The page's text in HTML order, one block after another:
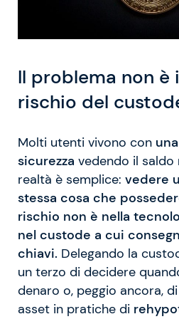
Il problema non è
rischio del
Molti utenti vivono con
sicurezza vedendo il saldo
realtà è semplice: vedere
stessa cosa che
rischio non è nella
nel custode a cui
chiavi. Delegando la
un terzo di decidere
denaro o, peggio ancora,
asset in pratiche di